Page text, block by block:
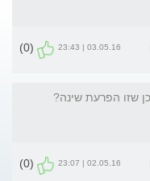
03.05.16 | 23:43
(0)
שזו הפרעת שינה?
02.05.16 | 23:07
(0)